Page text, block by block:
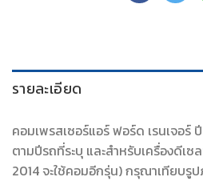
รายละเอียด
คอมเพรสเซอร์แอร์ ฟอร์ด เรนเจอร์
ตามปีรถที่ระบุ และสำหรับเครื่องดีเ
2014 จะใช้คอมอีกรุ่น) กรุณาเทียบ